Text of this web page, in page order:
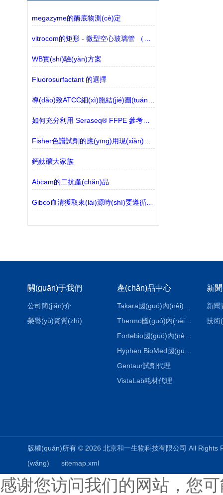
megazyme的酶底物測(cè)定
WB實(shí)驗(yàn)方案
Fluorosurfactant 的選擇
如何充分利用 Seraseq® FFPE 參考材料
鈣鈦礦大家族
Abcam的二抗產(chǎn)品
Gibco血清獲取來(lái)源時(shí)要遵循哪些防疫規(guī)定？
關(guān)于我們
公司簡(jiǎn)介
榮譽(yù)資質(zhì)
產(chǎn)品中心
Thermo國(guó)內(nèi)代理
Gentaur試劑代理
VistaLab耗材代理
新
新聞
技術
版權(quán)所有 © 2026 北京和一生物科技有限公司 All
(wǎng)
sitemap.xml
感谢您访问我们的网站，您